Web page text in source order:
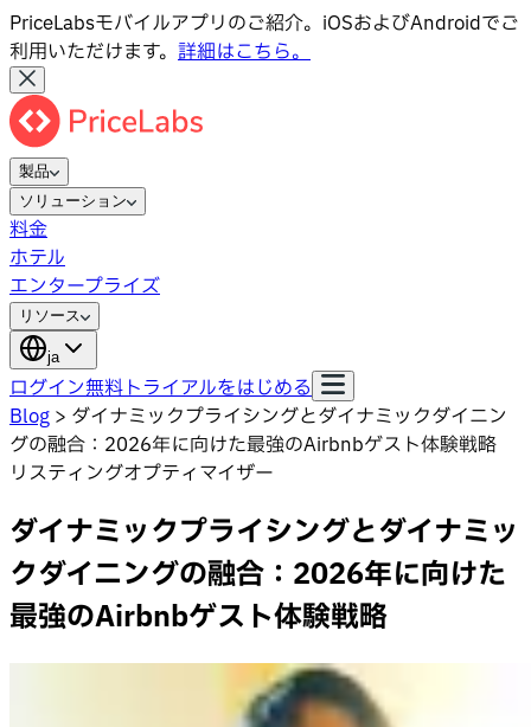
PriceLabsモバイルアプリのご紹介。iOSおよびAndroidでご
利用いただけます。 詳細はこちら。
製品
ソリューション
料金
ホテル
エンタープライズ
リソース
ja
ログイン無料トライアルをはじめる
Blog > ダイナミックプライシングとダイナミックダイニン
グの融合：2026年に向けた最強のAirbnbゲスト体験戦略
リスティングオプティマイザー
ダイナミックプライシングとダイナミッ
クダイニングの融合：2026年に向けた
最強のAirbnbゲスト体験戦略